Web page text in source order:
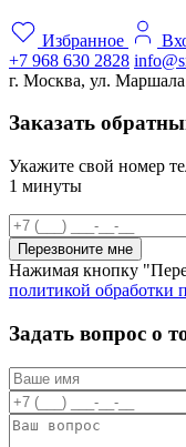
Избранное
+7 968 630 2828
г. Москва, ул.
Заказать
Укажите свой номер
1 минуты
Перезвоните мне
Нажимая кнопку
политикой обработки
Задать вопрос о